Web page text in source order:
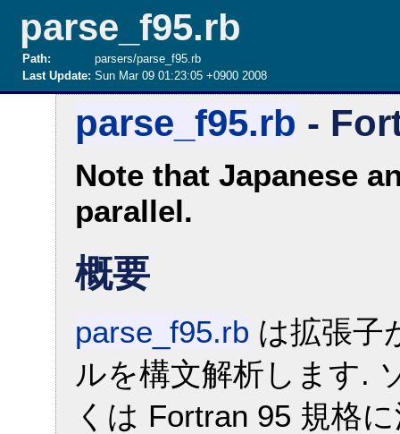
parse_f95.rb
Path:
parsers/parse_f95.rb
Last Update: Sun Mar 09 01:23:05 +0900 2008
parse_f95.rb -
Note that Japanese
parallel.
概要
parse_f95.rb は拡張子
ルを構文解析します.
くは Fortran 95 規格